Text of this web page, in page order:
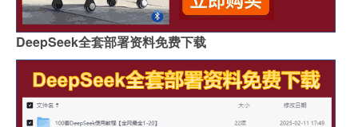
DeepSeek全套部署资料免费下载